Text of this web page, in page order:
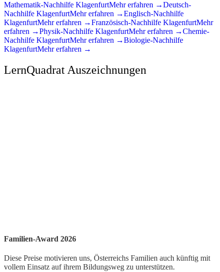
Mathematik-Nachhilfe KlagenfurtMehr erfahren →Deutsch-
Nachhilfe KlagenfurtMehr erfahren →Englisch-Nachhilfe
KlagenfurtMehr erfahren →Französisch-Nachhilfe KlagenfurtMehr
erfahren →Physik-Nachhilfe KlagenfurtMehr erfahren →Chemie-
Nachhilfe KlagenfurtMehr erfahren →Biologie-Nachhilfe
KlagenfurtMehr erfahren →
LernQuadrat Auszeichnungen
Familien-Award 2026
Diese Preise motivieren uns, Österreichs Familien auch künftig mit
vollem Einsatz auf ihrem Bildungsweg zu unterstützen.